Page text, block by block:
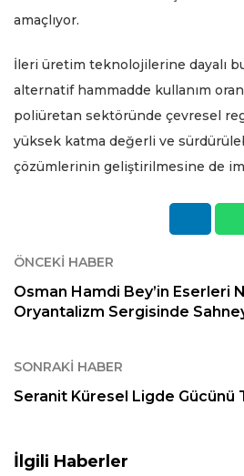
amaçlıyor.
İleri üretim teknolojilerine dayalı
alternatif hammadde kullanım
poliüretan sektöründe çevresel
yüksek katma değerli ve
çözümlerinin geliştirilmesine de
ÖNCEKI HABER
Osman Hamdi Bey’in Eserleri
Oryantalizm Sergisinde
SONRAKI HABER
Seranit Küresel Ligde Gücünü
İlgili Haberler